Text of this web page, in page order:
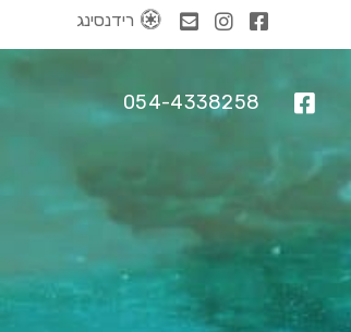
רידנסינג
054-4338258